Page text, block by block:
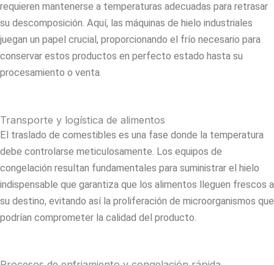
requieren mantenerse a temperaturas adecuadas para retrasar
su descomposición. Aquí, las máquinas de hielo industriales
juegan un papel crucial, proporcionando el frío necesario para
conservar estos productos en perfecto estado hasta su
procesamiento o venta.
Transporte y logística de alimentos
El traslado de comestibles es una fase donde la temperatura
debe controlarse meticulosamente. Los equipos de
congelación resultan fundamentales para suministrar el hielo
indispensable que garantiza que los alimentos lleguen frescos a
su destino, evitando así la proliferación de microorganismos que
podrían comprometer la calidad del producto.